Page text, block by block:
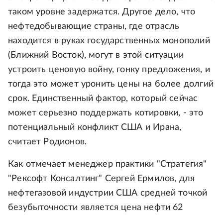
таком уровне задержатся. Другое дело, что
нефтедобывающие страны, где отрасль
находится в руках государственных монополий
(Ближний Восток), могут в этой ситуации
устроить ценовую войну, гонку предложения, и
тогда это может уронить цены на более долгий
срок. Единственный фактор, который сейчас
может серьезно поддержать котировки, - это
потенциальный конфликт США и Ирана,
считает Родионов.
Как отмечает менеджер практики "Стратегия"
"Рексофт Консалтинг" Сергей Ермилов, для
нефтегазовой индустрии США средней точкой
безубыточности является цена нефти 62